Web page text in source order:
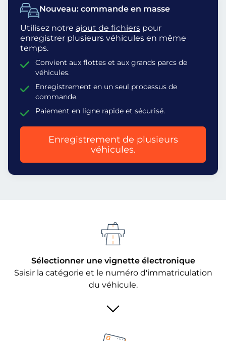
Nouveau: commande en masse
Utilisez notre ajout de fichiers pour
enregistrer plusieurs véhicules en même
temps.
Convient aux flottes et aux grands parcs de
véhicules.
Enregistrement en un seul processus de
commande.
Paiement en ligne rapide et sécurisé.
Enregistrement de plusieurs
véhicules.
Sélectionner une vignette électronique
Saisir la catégorie et le numéro d'immatriculation
du véhicule.